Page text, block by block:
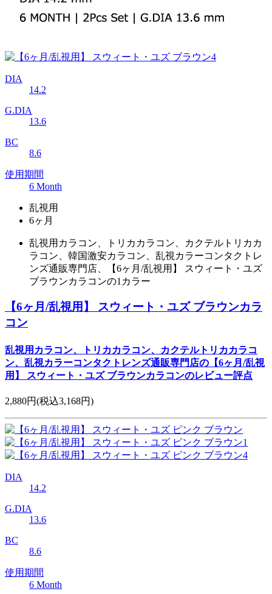
DIA
14.2
G.DIA
13.6
BC
8.6
使用期間
6 Month
乱視用
6ヶ月
乱視用カラコン、トリカカラコン、カクテルトリカカ
ラコン、韓国激安カラコン、乱視カラーコンタクトレ
ンズ通販専門店、【6ヶ月/乱視用】 スウィート・ユズ
ブラウンカラコンの1カラー
【6ヶ月/乱視用】 スウィート・ユズ ブラウンカラ
コン
乱視用カラコン、トリカカラコン、カクテルトリカカラコ
ン、乱視カラーコンタクトレンズ通販専門店の【6ヶ月/乱視
用】 スウィート・ユズ ブラウンカラコンのレビュー評点
2,880円(税込3,168円)
DIA
14.2
G.DIA
13.6
BC
8.6
使用期間
6 Month